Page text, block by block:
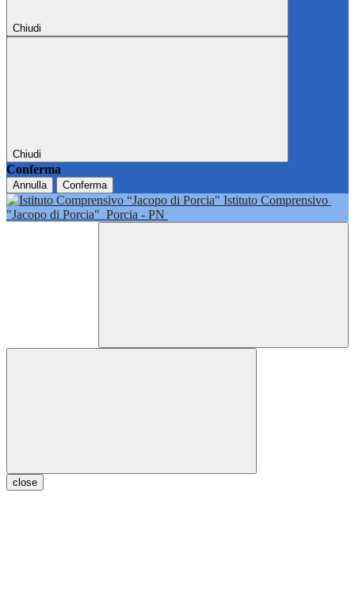
Chiudi
Chiudi
Conferma
Annulla Conferma
Istituto Comprensivo
"Jacopo di Porcia" Porcia - PN
close